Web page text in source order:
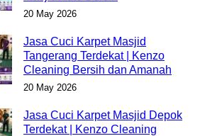
20 May 2026
Jasa Cuci Karpet Masjid
Tangerang Terdekat | Kenzo
Cleaning Bersih dan Amanah
20 May 2026
Jasa Cuci Karpet Masjid Depok
Terdekat | Kenzo Cleaning